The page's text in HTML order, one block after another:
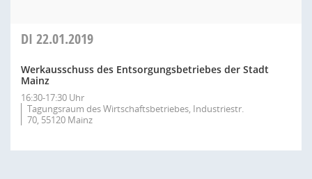
DI 22.01.2019
Werkausschuss des Entsorgungsbetriebes der Stadt
Mainz
16:30-17:30 Uhr
Tagungsraum des Wirtschaftsbetriebes, Industriestr.
70, 55120 Mainz